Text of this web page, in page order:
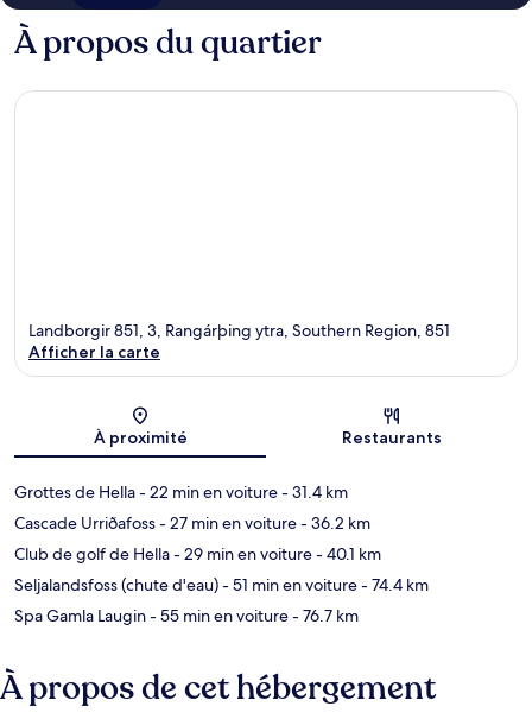
À propos du quartier
Landborgir 851, 3, Rangárþing ytra, Southern Region, 851
Afficher la carte
À proximité Restaurants
Grottes de Hella- 22 min en voiture- 31.4 km
Cascade Urriðafoss- 27 min en voiture- 36.2 km
Club de golf de Hella- 29 min en voiture- 40.1 km
Seljalandsfoss (chute d'eau)- 51 min en voiture- 74.4 km
Spa Gamla Laugin- 55 min en voiture- 76.7 km
À propos de cet hébergement